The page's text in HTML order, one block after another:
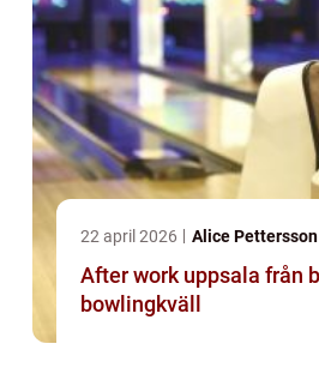
22 april 2026 Alice Pettersson
After work uppsala från barhäng till
bowlingkväll